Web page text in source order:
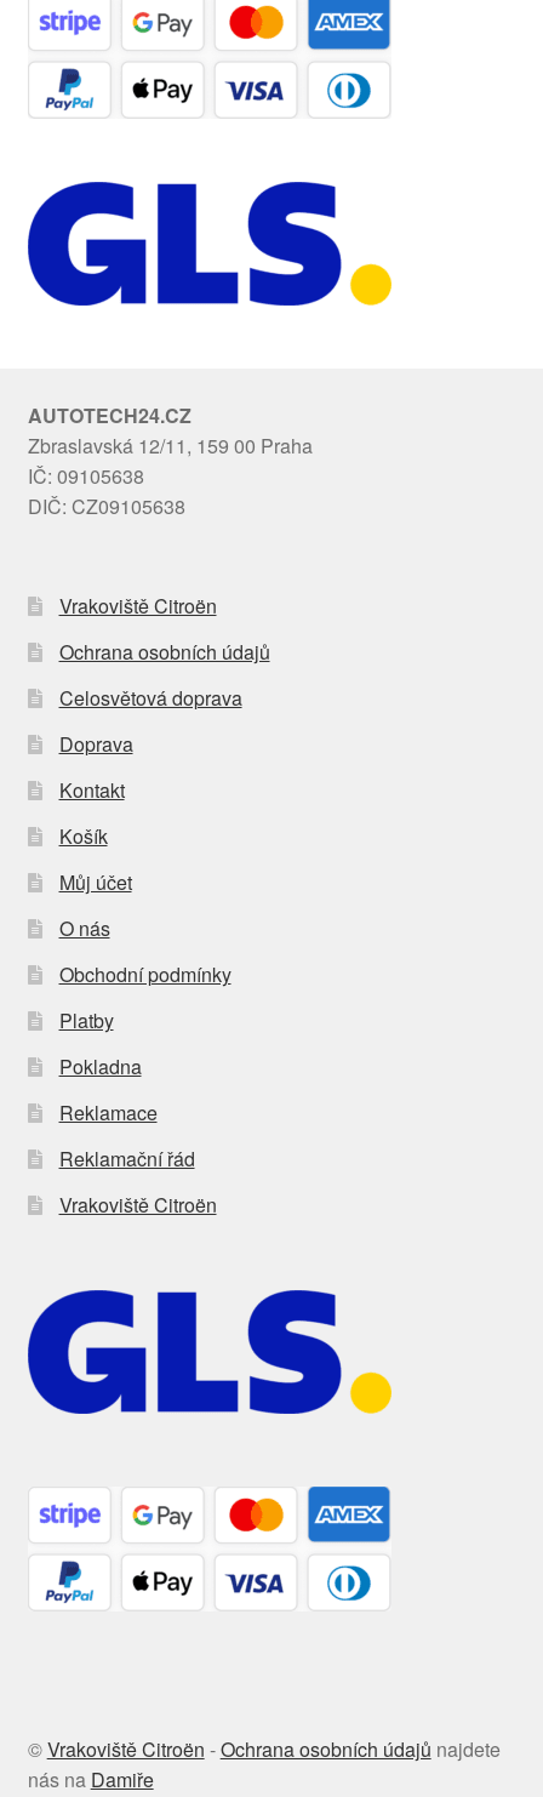
AUTOTECH24.CZ
Zbraslavská 12/11, 159 00 Praha
IČ: 09105638
DIČ: CZ09105638
Vrakoviště Citroën
Ochrana osobních údajů
Celosvětová doprava
Doprava
Kontakt
Košík
Můj účet
O nás
Obchodní podmínky
Platby
Pokladna
Reklamace
Reklamační řád
Vrakoviště Citroën
©Vrakoviště Citroën -Ochrana osobních údajů najdete
nás na Damiře